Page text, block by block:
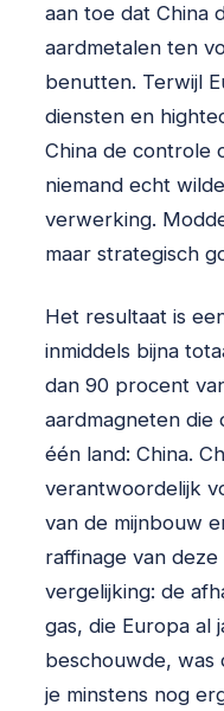
aan toe dat China
aardmetalen ten
benutten. Terwijl
diensten en
China de controle
niemand echt
verwerking.
maar strategisch
Het resultaat is
inmiddels bijna
dan 90 procent
aardmagneten die
één land: China.
verantwoordelijk
van de mijnbouw
raffinage van
vergelijking: de
gas, die Europa al
beschouwde, was
je minstens nog